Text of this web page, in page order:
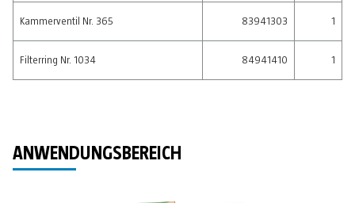
Kammerventil Nr. 365 83941303 1
Filterring Nr. 1034 84941410 1
ANWENDUNGSBEREICH